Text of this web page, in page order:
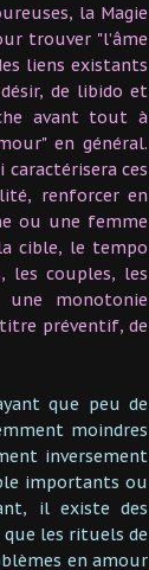
la Magie
trouver "l’âme
liens existants
de libido et
avant tout à
en général.
ces
renforcer en
ou une femme
cible, le tempo
les couples, les
monotonie
préventif, de
que peu de
moindres
inversement
importants ou
il existe des
que les rituels de
en amour